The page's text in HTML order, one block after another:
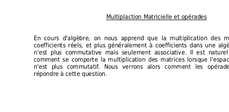
Multiplaction Matricielle et opérades
En cours d'algèbre, on nous apprend que la multiplication des
coefficients rée ls, et plus généralement à coefficients dans une
n'est
plus commutative mais seulement associative. est
naturel
comment se comporte la multiplication des matrices lorsque
n'est
plus commutatif. Nous verrons alors comment les
répondre à cette question.